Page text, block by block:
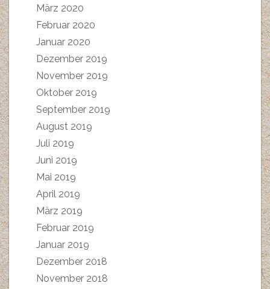
März 2020
Februar 2020
Januar 2020
Dezember 2019
November 2019
Oktober 2019
September 2019
August 2019
Juli 2019
Juni 2019
Mai 2019
April 2019
März 2019
Februar 2019
Januar 2019
Dezember 2018
November 2018